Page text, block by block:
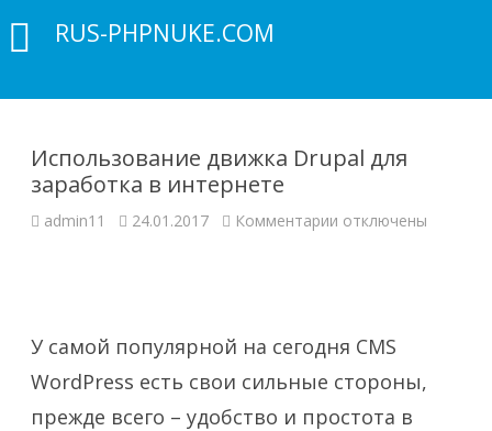
RUS-PHPNUKE.COM
Использование движка Drupal для
заработка в интернете
admin11 24.01.2017 Комментарии к
интернете
отключены
У самой популярной на сегодня CMS
WordPress есть свои сильные стороны,
прежде всего – удобство и простота в